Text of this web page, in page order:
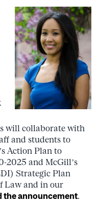
will collaborate with
and students to
Action Plan to
2025 and McGill’s
Strategic Plan
Law and in our
the announcement.